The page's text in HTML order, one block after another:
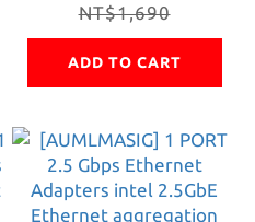
interface card
I225 network
desktop
computer
NT$1,690
ADD TO CART